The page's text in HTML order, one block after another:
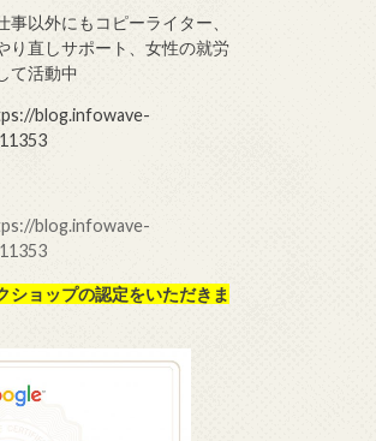
事以外にもコピーライター、
り直しサポート、女性の就労
て活動中
blog.infowave-
blog.infowave-
ショップの認定をいただきま